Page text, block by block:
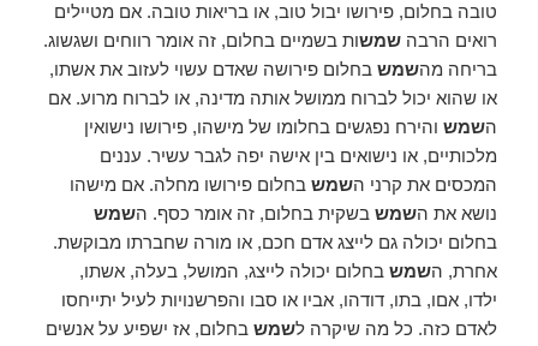
טובה בחלום, פירושו יבול טוב, או בריאות טובה. אם מטיילים
רואים הרבהשמשות בשמיים בחלום, זה אומר רווחים ושגשוג.
בריחה מהשמש בחלום פירושה שאדם עשוי לעזוב את אשתו,
או שהוא יכול לברוח ממושל אותה מדינה, או לברוח מרוע. אם
השמש והירח נפגשים בחלומו של מישהו, פירושו נישואין
מלכותיים, או נישואים בין אישה יפה לגבר עשיר. עננים
המכסים את קרני השמש בחלום פירושו מחלה. אם מישהו
נושא את השמש בשקית בחלום, זה אומר כסף. השמש
בחלום יכולה גם לייצג אדם חכם, או מורה שחברתו מבוקשת.
אחרת, השמש בחלום יכולה לייצג, המושל, בעלה, אשתו,
ילדו, אםו, בתו, דודהו, אביו או סבו והפרשנויות לעיל יתייחסו
לאדם כזה. כל מה שיקרה לשמש בחלום, אז ישפיע על אנשים